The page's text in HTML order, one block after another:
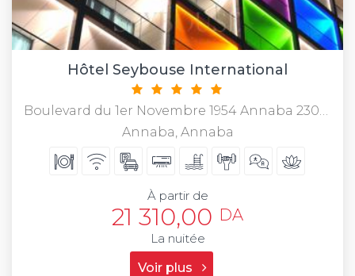
Hôtel Seybouse International
Boulevard du 1er Novembre 1954 Annaba 23000, Alg�
Annaba, Annaba
À partir de
21 310,00 DA
La nuitée
Voir plus